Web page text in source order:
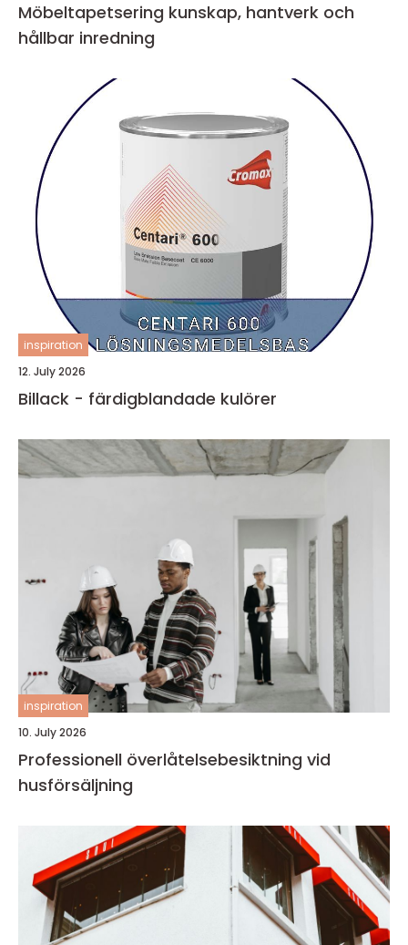
Möbeltapetsering kunskap, hantverk och
hållbar inredning
inspiration
12. July 2026
Billack - färdigblandade kulörer
inspiration
10. July 2026
Professionell överlåtelsebesiktning vid
husförsäljning